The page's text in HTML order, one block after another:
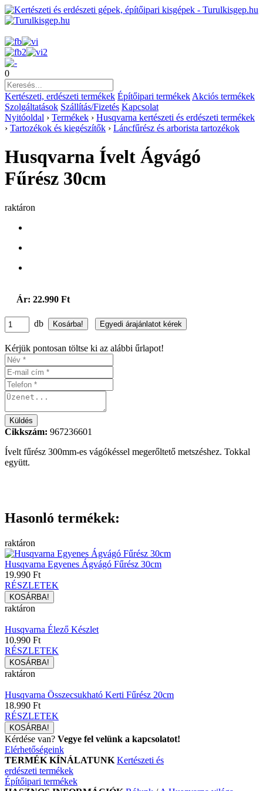
0
Kertészeti, erdészeti termékek Építőipari termékek Akciós termékek
Szolgáltatások Szállítás/Fizetés Kapcsolat
Nyitóoldal › Termékek › Husqvarna kertészeti és erdészeti termékek
› Tartozékok és kiegészítők › Láncfűrész és arborista tartozékok
Husqvarna Ívelt Ágvágó
Fűrész 30cm
raktáron
Ár: 22.990 Ft
db
Kérjük pontosan töltse ki az alábbi űrlapot!
Cikkszám: 967236601
Ívelt fűrész 300mm-es vágókéssel megerőltető metszéshez. Tokkal
együtt.
Hasonló termékek:
raktáron
Husqvarna Egyenes Ágvágó Fűrész 30cm
19.990 Ft
RÉSZLETEK
raktáron
Husqvarna Élező Készlet
10.990 Ft
RÉSZLETEK
raktáron
Husqvarna Összecsukható Kerti Fűrész 20cm
18.990 Ft
RÉSZLETEK
Kérdése van? Vegye fel velünk a kapcsolatot!
Elérhetőségeink
TERMÉK KÍNÁLATUNK Kertészeti és
erdészeti termékek
Építőipari termékek